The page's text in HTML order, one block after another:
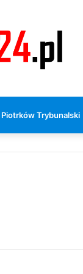
Piotrków Trybunalski